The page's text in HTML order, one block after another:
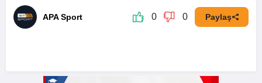
APA Sport 0 0 Paylaş